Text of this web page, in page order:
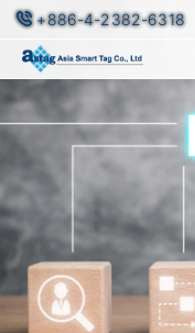
+886-4-2382-6318